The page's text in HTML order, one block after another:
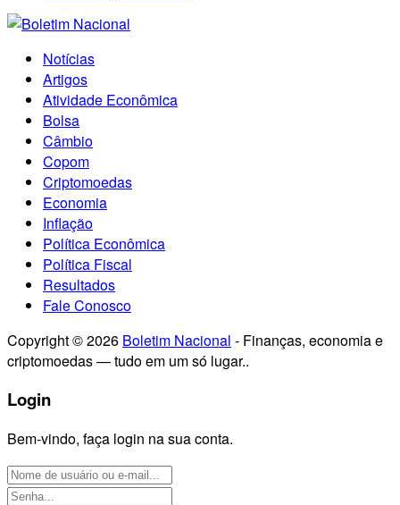
Notícias
Artigos
Atividade Econômica
Bolsa
Câmbio
Copom
Criptomoedas
Economia
Inflação
Política Econômica
Política Fiscal
Resultados
Fale Conosco
Copyright © 2026 Boletim Nacional - Finanças, economia e
criptomoedas — tudo em um só lugar..
Login
Bem-vindo, faça login na sua conta.